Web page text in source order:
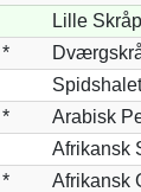
Lille
*
*
Arabisk
Afrikansk
*
Afrikansk